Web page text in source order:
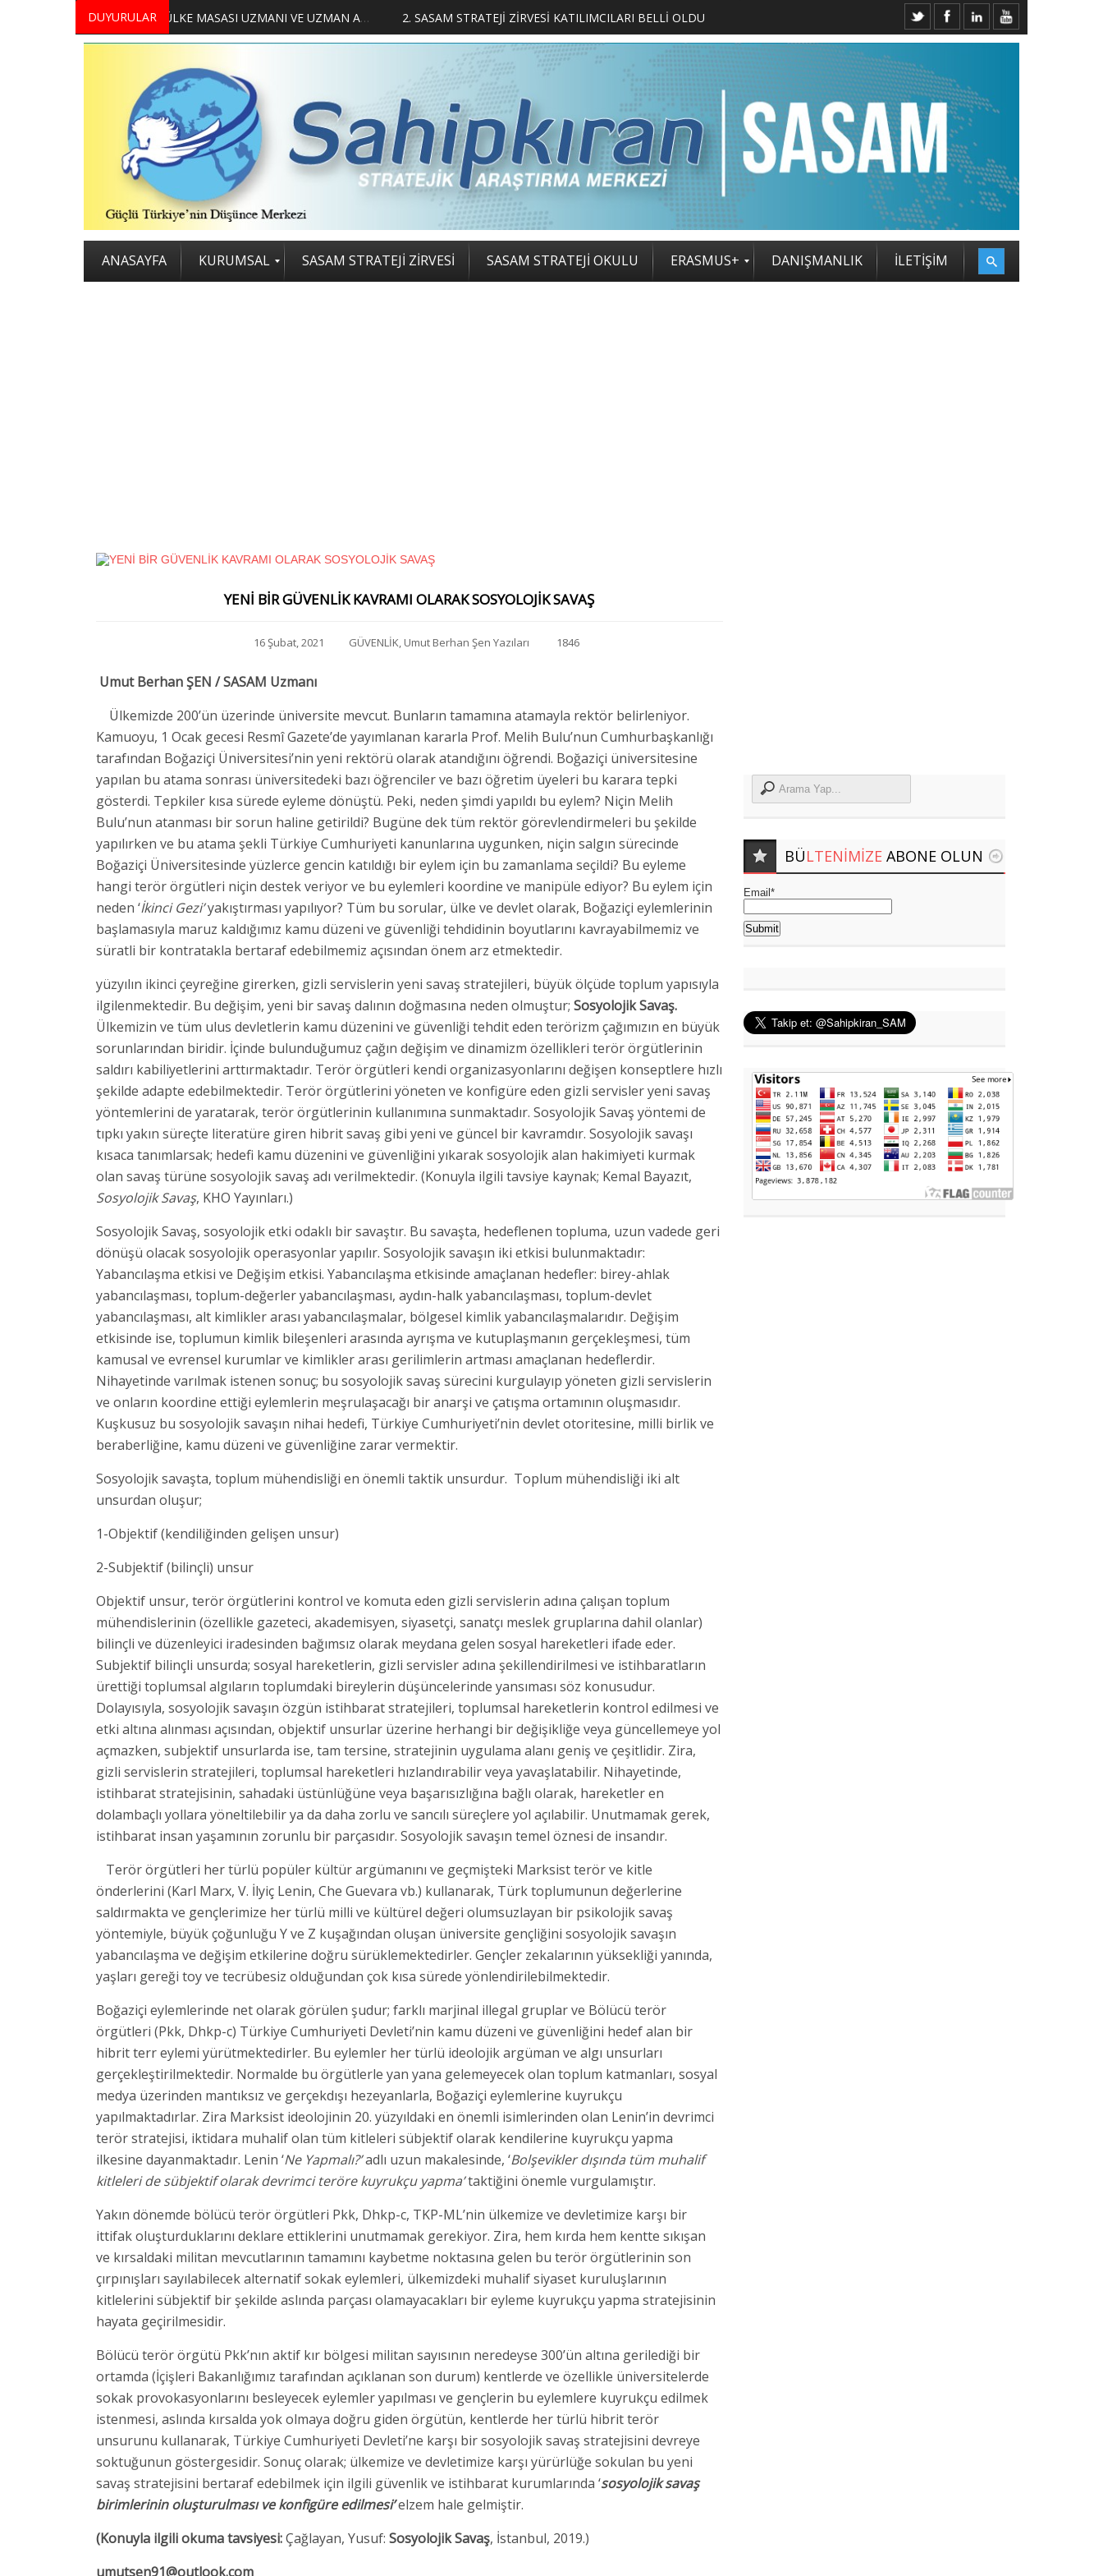
DUYURULAR
MERKEZİMİZ BÜNYESİNDE YETİŞTİRİLMEK ÜZERE GÖNÜLLÜ ÜLKE MASASI UZMANI VE UZMAN ADAYLARI ARIYORUZ 2. SASAM STRATEJİ ZİRVESİ KATILIMCILARI BELLİ OLDU
ANASAYFA KURUMSAL SASAM STRATEJİ ZİRVESİ SASAM STRATEJİ OKULU ERASMUS+ DANIŞMANLIK İLETİŞİM
YENİ BİR GÜVENLİK KAVRAMI OLARAK SOSYOLOJİK SAVAŞ
16 Şubat, 2021 GÜVENLİK, Umut Berhan Şen Yazıları 1846
Umut Berhan ŞEN / SASAM Uzmanı
Ülkemizde 200’ün üzerinde üniversite mevcut. Bunların tamamına atamayla rektör belirleniyor.
Kamuoyu, 1 Ocak gecesi Resmî Gazete’de yayımlanan kararla Prof. Melih Bulu’nun Cumhurbaşkanlığı
tarafından Boğaziçi Üniversitesi’nin yeni rektörü olarak atandığını öğrendi. Boğaziçi üniversitesine
yapılan bu atama sonrası üniversitedeki bazı öğrenciler ve bazı öğretim üyeleri bu karara tepki
gösterdi. Tepkiler kısa sürede eyleme dönüştü. Peki, neden şimdi yapıldı bu eylem? Niçin Melih
Bulu’nun atanması bir sorun haline getirildi? Bugüne dek tüm rektör görevlendirmeleri bu şekilde
yapılırken ve bu atama şekli Türkiye Cumhuriyeti kanunlarına uygunken, niçin salgın sürecinde
Boğaziçi Üniversitesinde yüzlerce gencin katıldığı bir eylem için bu zamanlama seçildi? Bu eyleme
hangi terör örgütleri niçin destek veriyor ve bu eylemleri koordine ve manipüle ediyor? Bu eylem için
neden ‘İkinci Gezi’yakıştırması yapılıyor? Tüm bu sorular, ülke ve devlet olarak, Boğaziçi eylemlerinin
başlamasıyla maruz kaldığımız kamu düzeni ve güvenliği tehdidinin boyutlarını kavrayabilmemiz ve
süratli bir kontratakla bertaraf edebilmemiz açısından önem arz etmektedir.
yüzyılın ikinci çeyreğine girerken, gizli servislerin yeni savaş stratejileri, büyük ölçüde toplum yapısıyla
ilgilenmektedir. Bu değişim, yeni bir savaş dalının doğmasına neden olmuştur; Sosyolojik Savaş.
Ülkemizin ve tüm ulus devletlerin kamu düzenini ve güvenliği tehdit eden terörizm çağımızın en büyük
sorunlarından biridir. İçinde bulunduğumuz çağın değişim ve dinamizm özellikleri terör örgütlerinin
saldırı kabiliyetlerini arttırmaktadır. Terör örgütleri kendi organizasyonlarını değişen konseptlere hızlı
şekilde adapte edebilmektedir. Terör örgütlerini yöneten ve konfigüre eden gizli servisler yeni savaş
yöntemlerini de yaratarak, terör örgütlerinin kullanımına sunmaktadır. Sosyolojik Savaş yöntemi de
tıpkı yakın süreçte literatüre giren hibrit savaş gibi yeni ve güncel bir kavramdır. Sosyolojik savaşı
kısaca tanımlarsak; hedefi kamu düzenini ve güvenliğini yıkarak sosyolojik alan hakimiyeti kurmak
olan savaş türüne sosyolojik savaş adı verilmektedir. (Konuyla ilgili tavsiye kaynak; Kemal Bayazıt,
Sosyolojik Savaş, KHO Yayınları.)
Sosyolojik Savaş, sosyolojik etki odaklı bir savaştır. Bu savaşta, hedeflenen topluma, uzun vadede geri
dönüşü olacak sosyolojik operasyonlar yapılır. Sosyolojik savaşın iki etkisi bulunmaktadır:
Yabancılaşma etkisi ve Değişim etkisi. Yabancılaşma etkisinde amaçlanan hedefler: birey-ahlak
yabancılaşması, toplum-değerler yabancılaşması, aydın-halk yabancılaşması, toplum-devlet
yabancılaşması, alt kimlikler arası yabancılaşmalar, bölgesel kimlik yabancılaşmalarıdır. Değişim
etkisinde ise, toplumun kimlik bileşenleri arasında ayrışma ve kutuplaşmanın gerçekleşmesi, tüm
kamusal ve evrensel kurumlar ve kimlikler arası gerilimlerin artması amaçlanan hedeflerdir.
Nihayetinde varılmak istenen sonuç; bu sosyolojik savaş sürecini kurgulayıp yöneten gizli servislerin
ve onların koordine ettiği eylemlerin meşrulaşacağı bir anarşi ve çatışma ortamının oluşmasıdır.
Kuşkusuz bu sosyolojik savaşın nihai hedefi, Türkiye Cumhuriyeti’nin devlet otoritesine, milli birlik ve
beraberliğine, kamu düzeni ve güvenliğine zarar vermektir.
Sosyolojik savaşta, toplum mühendisliği en önemli taktik unsurdur. Toplum mühendisliği iki alt
unsurdan oluşur;
1-Objektif (kendiliğinden gelişen unsur)
2-Subjektif (bilinçli) unsur
Objektif unsur, terör örgütlerini kontrol ve komuta eden gizli servislerin adına çalışan toplum
mühendislerinin (özellikle gazeteci, akademisyen, siyasetçi, sanatçı meslek gruplarına dahil olanlar)
bilinçli ve düzenleyici iradesinden bağımsız olarak meydana gelen sosyal hareketleri ifade eder.
Subjektif bilinçli unsurda; sosyal hareketlerin, gizli servisler adına şekillendirilmesi ve istihbaratların
ürettiği toplumsal algıların toplumdaki bireylerin düşüncelerinde yansıması söz konusudur.
Dolayısıyla, sosyolojik savaşın özgün istihbarat stratejileri, toplumsal hareketlerin kontrol edilmesi ve
etki altına alınması açısından, objektif unsurlar üzerine herhangi bir değişikliğe veya güncellemeye yol
açmazken, subjektif unsurlarda ise, tam tersine, stratejinin uygulama alanı geniş ve çeşitlidir. Zira,
gizli servislerin stratejileri, toplumsal hareketleri hızlandırabilir veya yavaşlatabilir. Nihayetinde,
istihbarat stratejisinin, sahadaki üstünlüğüne veya başarısızlığına bağlı olarak, hareketler en
dolambaçlı yollara yöneltilebilir ya da daha zorlu ve sancılı süreçlere yol açılabilir. Unutmamak gerek,
istihbarat insan yaşamının zorunlu bir parçasıdır. Sosyolojik savaşın temel öznesi de insandır.
Terör örgütleri her türlü popüler kültür argümanını ve geçmişteki Marksist terör ve kitle
önderlerini (Karl Marx, V. İlyiç Lenin, Che Guevara vb.) kullanarak, Türk toplumunun değerlerine
saldırmakta ve gençlerimize her türlü milli ve kültürel değeri olumsuzlayan bir psikolojik savaş
yöntemiyle, büyük çoğunluğu Y ve Z kuşağından oluşan üniversite gençliğini sosyolojik savaşın
yabancılaşma ve değişim etkilerine doğru sürüklemektedirler. Gençler zekalarının yüksekliği yanında,
yaşları gereği toy ve tecrübesiz olduğundan çok kısa sürede yönlendirilebilmektedir.
Boğaziçi eylemlerinde net olarak görülen şudur; farklı marjinal illegal gruplar ve Bölücü terör
örgütleri (Pkk, Dhkp-c) Türkiye Cumhuriyeti Devleti’nin kamu düzeni ve güvenliğini hedef alan bir
hibrit terr eylemi yürütmektedirler. Bu eylemler her türlü ideolojik argüman ve algı unsurları
gerçekleştirilmektedir. Normalde bu örgütlerle yan yana gelemeyecek olan toplum katmanları, sosyal
medya üzerinden mantıksız ve gerçekdışı hezeyanlarla, Boğaziçi eylemlerine kuyrukçu
yapılmaktadırlar. Zira Marksist ideolojinin 20. yüzyıldaki en önemli isimlerinden olan Lenin’in devrimci
terör stratejisi, iktidara muhalif olan tüm kitleleri sübjektif olarak kendilerine kuyrukçu yapma
ilkesine dayanmaktadır. Lenin ‘Ne Yapmalı?’adlı uzun makalesinde, ‘Bolşevikler dışında tüm muhalif
kitleleri de sübjektif olarak devrimci teröre kuyrukçu yapma’taktiğini önemle vurgulamıştır.
Yakın dönemde bölücü terör örgütleri Pkk, Dhkp-c, TKP-ML’nin ülkemize ve devletimize karşı bir
ittifak oluşturduklarını deklare ettiklerini unutmamak gerekiyor. Zira, hem kırda hem kentte sıkışan
ve kırsaldaki militan mevcutlarının tamamını kaybetme noktasına gelen bu terör örgütlerinin son
çırpınışları sayılabilecek alternatif sokak eylemleri, ülkemizdeki muhalif siyaset kuruluşlarının
kitlelerini sübjektif bir şekilde aslında parçası olamayacakları bir eyleme kuyrukçu yapma stratejisinin
hayata geçirilmesidir.
Bölücü terör örgütü Pkk’nın aktif kır bölgesi militan sayısının neredeyse 300’ün altına gerilediği bir
ortamda (İçişleri Bakanlığımız tarafından açıklanan son durum) kentlerde ve özellikle üniversitelerde
sokak provokasyonlarını besleyecek eylemler yapılması ve gençlerin bu eylemlere kuyrukçu edilmek
istenmesi, aslında kırsalda yok olmaya doğru giden örgütün, kentlerde her türlü hibrit terör
unsurunu kullanarak, Türkiye Cumhuriyeti Devleti’ne karşı bir sosyolojik savaş stratejisini devreye
soktuğunun göstergesidir. Sonuç olarak; ülkemize ve devletimize karşı yürürlüğe sokulan bu yeni
savaş stratejisini bertaraf edebilmek için ilgili güvenlik ve istihbarat kurumlarında ‘sosyolojik savaş
birimlerinin oluşturulması ve konfigüre edilmesi’elzem hale gelmiştir.
(Konuyla ilgili okuma tavsiyesi:Çağlayan, Yusuf: Sosyolojik Savaş, İstanbul, 2019.)
umutsen91@outlook.com
BÜLTENIMIZE ABONE OLUN
Email*